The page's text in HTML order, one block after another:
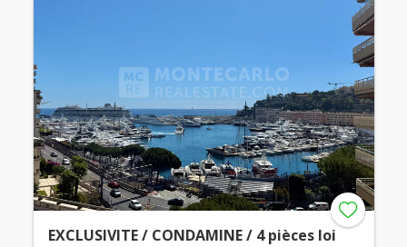
EXCLUSIVITE / CONDAMINE / 4 pièces loi